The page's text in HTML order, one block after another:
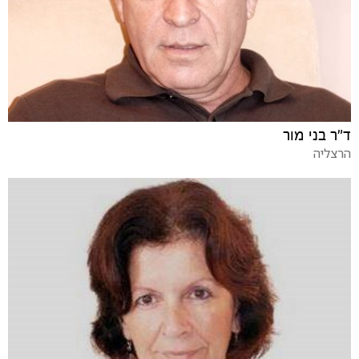
ד"ר בני מור
הרצליה